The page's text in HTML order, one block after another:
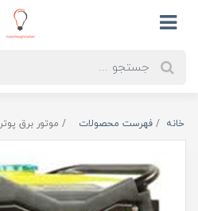
خانه فهرست محصولات موتور برق پوتر PT8000V